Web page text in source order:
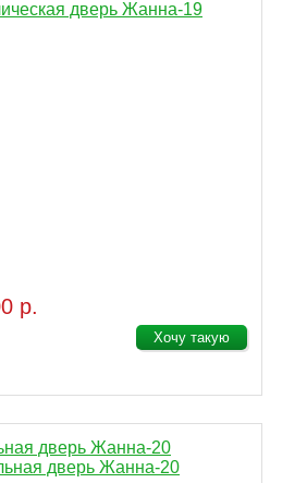
р.
Хочу такую
дверь Жанна-20